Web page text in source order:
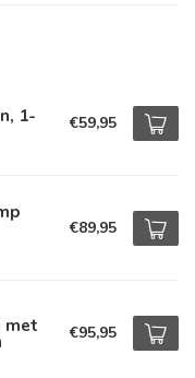
1- €59,95
€89,95
met €95,95